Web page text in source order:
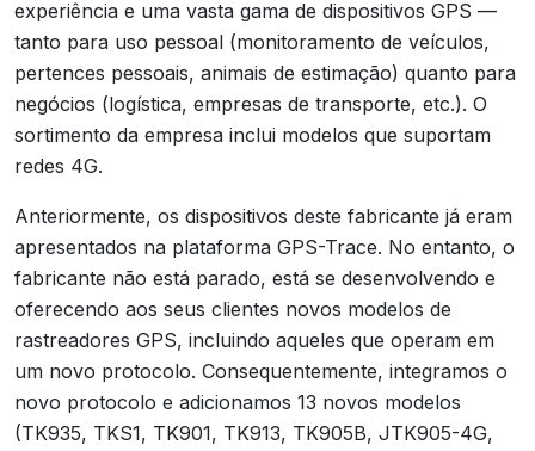
experiência e uma vasta gama de dispositivos GPS —
tanto para uso pessoal (monitoramento de veículos,
pertences pessoais, animais de estimação) quanto para
negócios (logística, empresas de transporte, etc.). O
sortimento da empresa inclui modelos que suportam
redes 4G.
Anteriormente, os dispositivos deste fabricante já eram
apresentados na plataforma GPS-Trace. No entanto, o
fabricante não está parado, está se desenvolvendo e
oferecendo aos seus clientes novos modelos de
rastreadores GPS, incluindo aqueles que operam em
um novo protocolo. Consequentemente, integramos o
novo protocolo e adicionamos 13 novos modelos
(TK935, TKS1, TK901, TK913, TK905B, JTK905-4G,